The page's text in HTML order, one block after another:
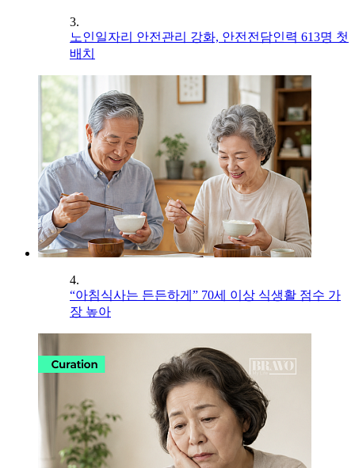
3.
노인일자리 안전관리 강화, 안전전담인력 613명 첫
배치
4.
“아침식사는 든든하게” 70세 이상 식생활 점수 가
장 높아